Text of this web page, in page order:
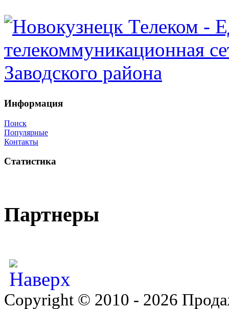
Информация
Поиск
Популярные
Контакты
Статистика
Партнеры
Copyright © 2010 - 2026